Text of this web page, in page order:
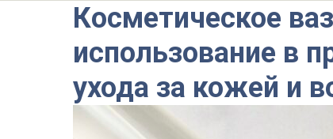
Косметическое
использование в
ухода за кожей и